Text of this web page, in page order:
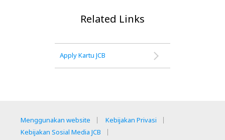
Related Links
Apply Kartu JCB
Menggunakan website
Kebijakan Privasi
Kebijakan Sosial Media JCB